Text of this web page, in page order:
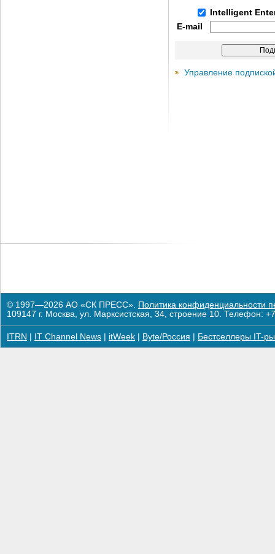
Intelligent
E-mail
Управление
© 1997—2026 АО «СК ПРЕСС». Политика конфиденциальности
109147 г. Москва, ул. Марксистская, 34, строение 10. Телефон:
ITRN IT Channel News itWeek Byte/Россия Бестселлеры IT-